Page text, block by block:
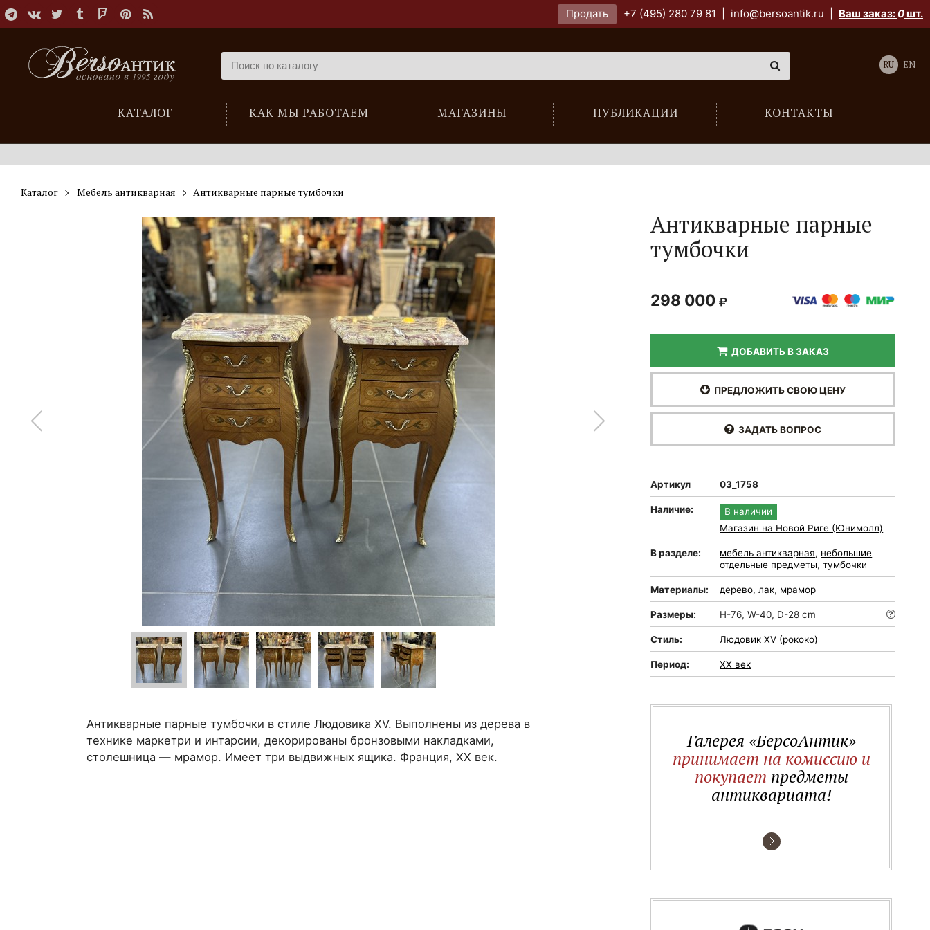
Продать +7 (495) 280 79 81 info@bersoantik.ru Ваш заказ:0шт.
КАТАЛОГ КАК МЫ РАБОТАЕМ МАГАЗИНЫ ПУБЛИКАЦИИ КОНТАКТЫ
RU EN
Каталог Мебель антикварная Антикварные парные тумбочки
Антикварные парные тумбочки в стиле Людовика XV. Выполнены из дерева в
технике маркетри и интарсии, декорированы бронзовыми накладками,
столешница — мрамор. Имеет три выдвижных ящика. Франция, XX век.
Антикварные парные
тумбочки
298 000
ДОБАВИТЬ В ЗАКАЗ
ПРЕДЛОЖИТЬ СВОЮ ЦЕНУ
ЗАДАТЬ ВОПРОС
Артикул 03_1758
Наличие:
В наличии
Магазин на Новой Риге (Юнимолл)
В разделе: мебель антикварная, небольшие
отдельные предметы,тумбочки
Материалы: дерево, лак, мрамор
Размеры: H-76, W-40, D-28 cm
Стиль: Людовик XV (рококо)
Период: XX век
Галерея «БерсоАнтик»
принимает на комиссию и
покупает предметы
антиквариата!